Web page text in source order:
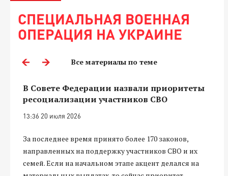
СПЕЦИАЛЬНАЯ ВОЕННАЯ
ОПЕРАЦИЯ НА УКРАИНЕ
Все материалы по теме
В Совете Федерации назвали приоритеты
ресоциализации участников СВО
13:36 20 июля 2026
За последнее время принято более 170 законов,
направленных на поддержку участников СВО и их
семей. Если на начальном этапе акцент делался на